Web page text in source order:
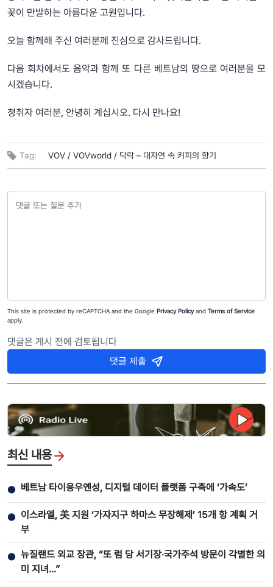
꽃이 만발하는 아름다운 고원입니다.
오늘 함께해 주신 여러분께 진심으로 감사드립니다.
다음 회차에서도 음악과 함께 또 다른 베트남의 땅으로 여러분을 모
시겠습니다.
청취자 여러분, 안녕히 계십시오. 다시 만나요!
Tag: VOV / VOVworld / 닥락 – 대자연 속 커피의 향기
This site is protected by reCAPTCHA and the Google Privacy Policyand Terms of Service
apply.
댓글은 게시 전에 검토됩니다
댓글 제출
최신 내용
● 베트남 타이응우옌성, 디지털 데이터 플랫폼 구축에 ‘가속도’
● 이스라엘, 美 지원 ‘가자지구 하마스 무장해제’ 15개 항 계획 거
부
● 뉴질랜드 외교 장관, “또 럼 당 서기장‧국가주석 방문이 각별한 의
미 지녀…”